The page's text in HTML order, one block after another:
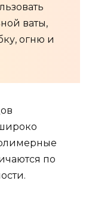
ваты,
огню и
по